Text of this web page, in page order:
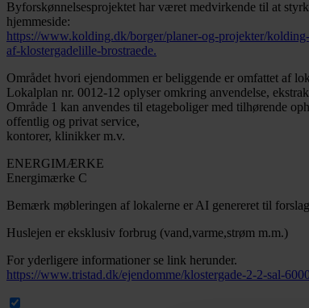
Byforskønnelsesprojektet har været medvirkende til at
hjemmeside:
https://www.kolding.dk/borger/planer-og-projekter/
af-klostergadelille-brostraede.
Området hvori ejendommen er beliggende er omfattet af
Lokalplan nr. 0012-12 oplyser omkring anvendelse,
Område 1 kan anvendes til etageboliger med tilhørende
offentlig og privat service,
kontorer, klinikker m.v.
ENERGIMÆRKE
Energimærke C
Bemærk møbleringen af lokalerne er AI genereret til
Huslejen er eksklusiv forbrug (vand,varme,strøm m.m.)
For yderligere informationer se link herunder.
https://www.tristad.dk/ejendomme/klostergade-2-2-sal-